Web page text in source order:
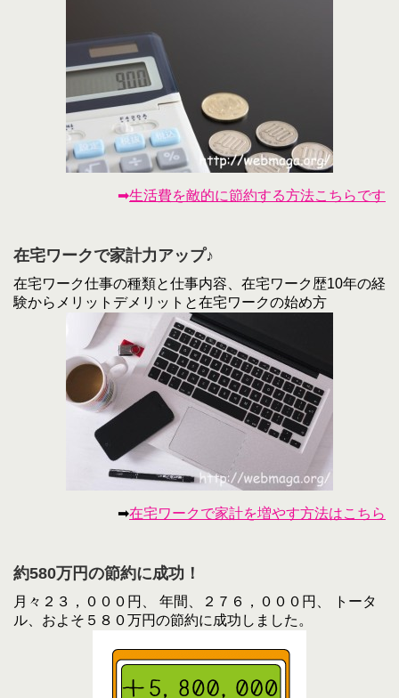
➡生活費を敵的に節約する方法こちらです
在宅ワークで家計力アップ♪
在宅ワーク仕事の種類と仕事内容、在宅ワーク歴10年の経
験からメリットデメリットと在宅ワークの始め方
➡在宅ワークで家計を増やす方法はこちら
約580万円の節約に成功！
月々２３，０００円、 年間、２７６，０００円、 トータ
ル、およそ５８０万円の節約に成功しました。